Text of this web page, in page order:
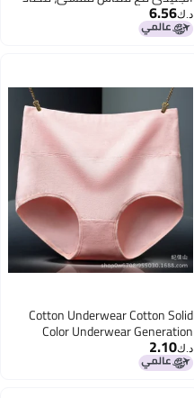
للتجسس، 2 قطعة
د.ك‏6.56
Cotton Underwear Cotton Solid
Color Underwear Generation
Assembly Packaging M-4Xl Tmall
Large Size
د.ك‏2.10